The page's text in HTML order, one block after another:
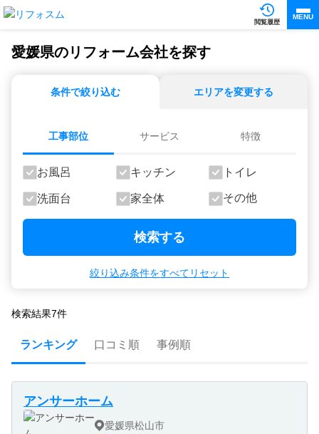
閲覧履歴
MENU
愛媛県のリフォーム会社を探す
条件で絞り込む エリアを変更する
工事部位 サービス 特徴
お風呂 キッチン トイレ
洗面台 家全体 その他
検索する
絞り込み条件をすべてリセット
検索結果7件
ランキング 口コミ順 事例順
アンサーホーム
愛媛県松山市